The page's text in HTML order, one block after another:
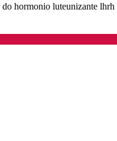
hormonio luteunizante lhrh